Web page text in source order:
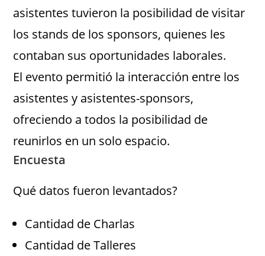
asistentes tuvieron la posibilidad de visitar
los stands de los sponsors, quienes les
contaban sus oportunidades laborales.
El evento permitió la interacción entre los
asistentes y asistentes-sponsors,
ofreciendo a todos la posibilidad de
reunirlos en un solo espacio.
Encuesta
Qué datos fueron levantados?
Cantidad de Charlas
Cantidad de Talleres